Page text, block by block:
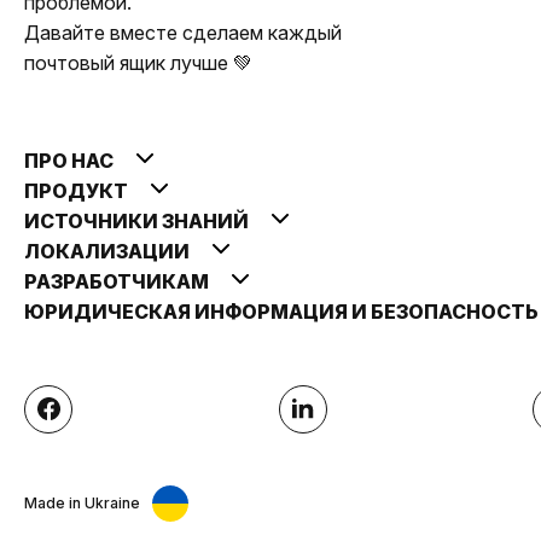
Давайте вместе сделаем каждый
почтовый ящик лучше 💚
ПРО НАС
ПРОДУКТ
ИСТОЧНИКИ ЗНАНИЙ
ЛОКАЛИЗАЦИИ
РАЗРАБОТЧИКАМ
ЮРИДИЧЕСКАЯ ИНФОРМАЦИЯ И БЕЗОПАСНОСТЬ
Made in Ukraine